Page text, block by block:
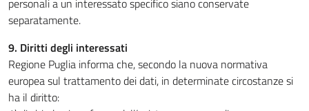
personali a un interessato specifico siano conservate
separatamente.
9. Diritti degli interessati
Regione Puglia informa che, secondo la nuova normativa
europea sul trattamento dei dati, in determinate circostanze si
ha il diritto: